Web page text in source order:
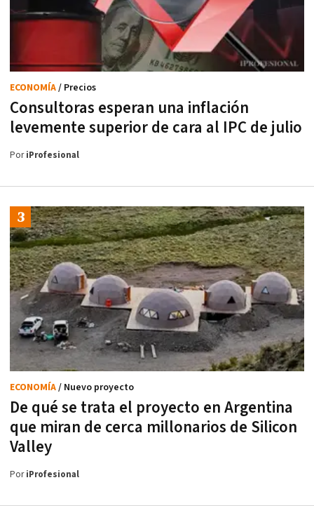
Consultoras esperan una inflación
levemente superior de cara al IPC de julio
ECONOMÍA/ Precios
PoriProfesional
De qué se trata el proyecto en Argentina
que miran de cerca millonarios de Silicon
Valley
ECONOMÍA/ Nuevo proyecto
PoriProfesional